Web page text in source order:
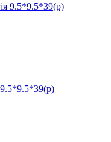
9.5*9.5*39(р)